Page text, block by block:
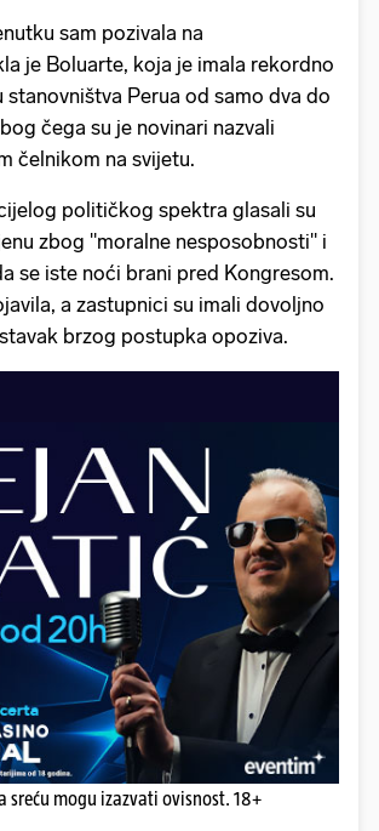
sam pozivala na
je Boluarte, koja je imala rekordno
stanovništva Perua od samo dva do
čega su je novinari nazvali
čelnikom na svijetu.
političkog spektra glasali su
zbog "moralne nesposobnosti" i
se iste noći brani pred Kongresom.
a zastupnici su imali dovoljno
brzog postupka opoziva.
sreću mogu izazvati ovisnost. 18+